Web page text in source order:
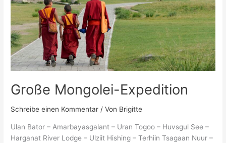
Große Mongolei-Expedition
Schreibe einen Kommentar / Von Brigitte
Ulan Bator – Amarbayasgalant – Uran Togoo – Huvsgul See –
Harganat River Lodge – Ulziit Hishing – Terhiin Tsagaan Nuur –